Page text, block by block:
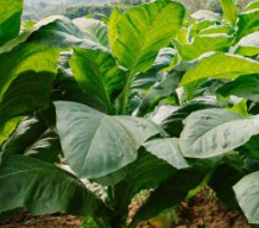
за допомогою
для точного